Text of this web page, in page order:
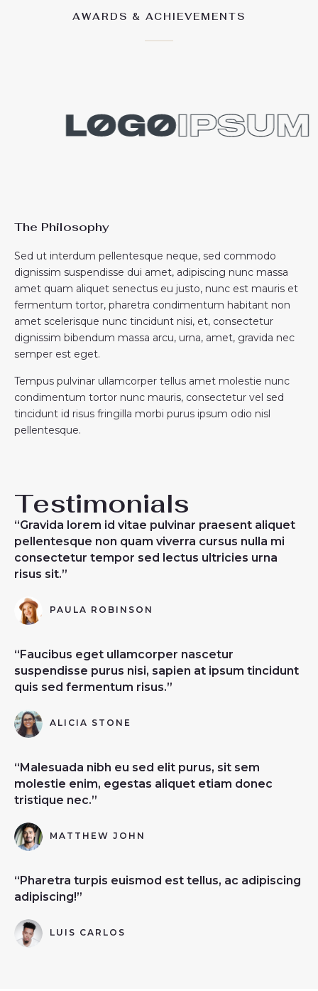
AWARDS & ACHIEVEMENTS
The Philosophy
Sed ut interdum pellentesque neque, sed commodo
dignissim suspendisse dui amet, adipiscing nunc massa
amet quam aliquet senectus eu justo, nunc est mauris et
fermentum tortor, pharetra condimentum habitant non
amet scelerisque nunc tincidunt nisi, et, consectetur
dignissim bibendum massa arcu, urna, amet, gravida nec
semper est eget.
Tempus pulvinar ullamcorper tellus amet molestie nunc
condimentum tortor nunc mauris, consectetur vel sed
tincidunt id risus fringilla morbi purus ipsum odio nisl
pellentesque.
Testimonials
“Gravida lorem id vitae pulvinar praesent aliquet
pellentesque non quam viverra cursus nulla mi
consectetur tempor sed lectus ultricies urna
risus sit.”
PAULA ROBINSON
“Faucibus eget ullamcorper nascetur
suspendisse purus nisi, sapien at ipsum tincidunt
quis sed fermentum risus.”
ALICIA STONE
“Malesuada nibh eu sed elit purus, sit sem
molestie enim, egestas aliquet etiam donec
tristique nec.”
MATTHEW JOHN
“Pharetra turpis euismod est tellus, ac adipiscing
adipiscing!”
LUIS CARLOS